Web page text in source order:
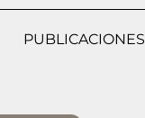
PUBLICACIONES